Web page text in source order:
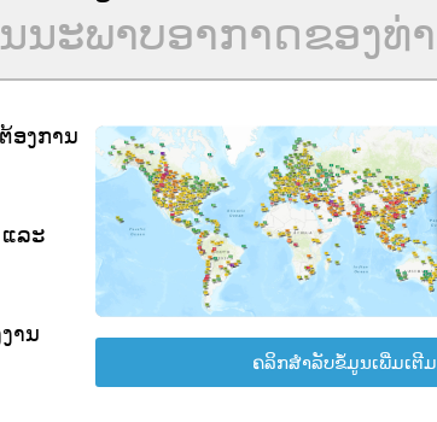
ະພາບອາກາດຂອງທ່າ
ອງການ
ລະ
ານ
ຄລິກສຳລັບຂໍ້ມູນເພີ່ມເຕີມ